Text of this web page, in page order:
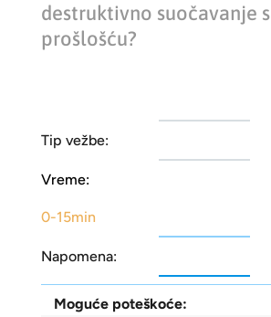
destruktivno suočavanje s
prošlošću?
Tip vežbe:
Vreme:
0-15min
Napomena:
Moguće poteškoće: